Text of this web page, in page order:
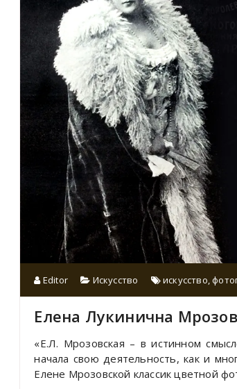
Editor Искусство искусство,
Елена Лукинична
«Е.Л. Мрозовская – в истинном
начала свою деятельность, как и
Елене Мрозовской классик цветной